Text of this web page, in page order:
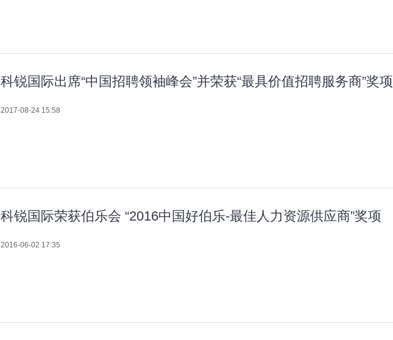
科锐国际出席“中国招聘领袖峰会”并荣获“最具价值招聘服务商”奖项
2017-08-24 15:58
科锐国际荣获伯乐会 “2016中国好伯乐-最佳人力资源供应商”奖项
2016-06-02 17:35